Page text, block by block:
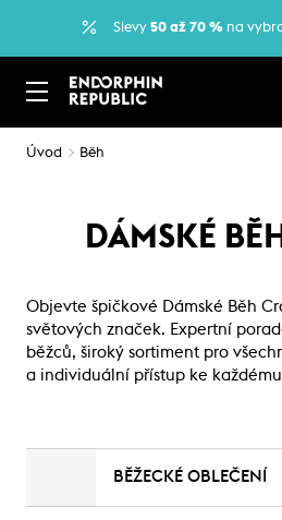
Slevy 50 až 70 % na
Úvod Běh
DÁMSKÉ
Objevte špičkové Dámské Běh
světových značek. Expertní
běžců, široký sortiment pro
a individuální přístup ke
BĚŽECKÉ OBLEČENÍ